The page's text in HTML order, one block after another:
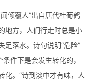
倾覆人”出自唐代杜荀鹤
地方，人们行走时总是小
足落水。诗句说明“危险”
件下是会发生转化的，
化。“诗到淡中才有味，人